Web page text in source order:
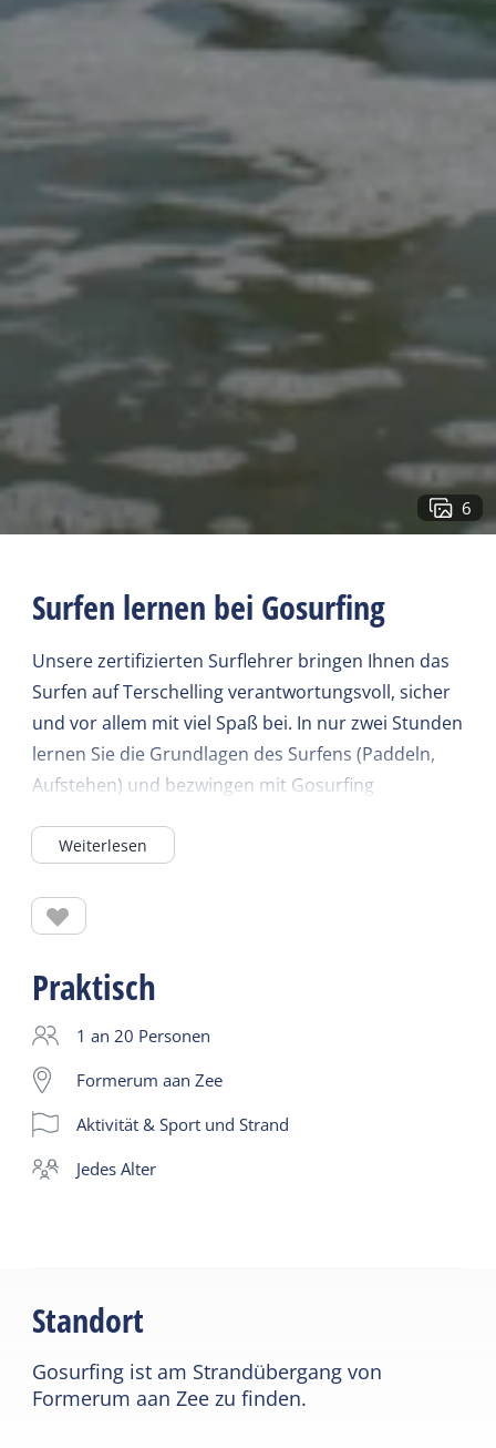
6
Surfen lernen bei Gosurfing
Unsere zertifizierten Surflehrer bringen Ihnen das
Surfen auf Terschelling verantwortungsvoll, sicher
und vor allem mit viel Spaß bei. In nur zwei Stunden
lernen Sie die Grundlagen des Surfens (Paddeln,
Aufstehen) und bezwingen mit Gosurfing
sportliches und herausforderndes Erlebnis für alle
Lehrmethode ist der Erfolg garantiert. Sie finden
uns am Strandübergang in der Nähe von
Formerum aan Zee.
Die Aktivität dauert zwei Stunden.
Weiterlesen
Praktisch
1 an 20 Personen
Formerum aan Zee
Aktivität & Sport und Strand
jedes Alter
Standort
Gosurfing ist am Strandübergang von
Formerum aan Zee zu finden.